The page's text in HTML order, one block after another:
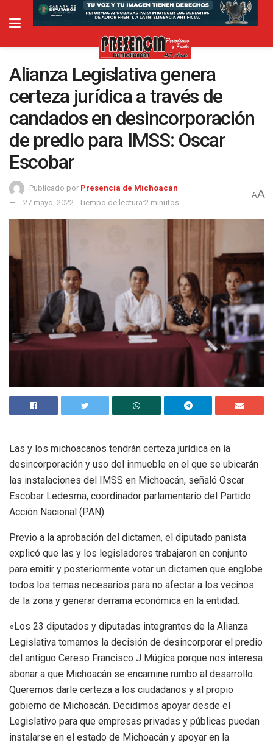
Alianza Legislativa genera
certeza jurídica a través de
candados en desincorporación
de predio para IMSS: Oscar
Escobar
Publicado por Presencia de Michoacán
27 mayo, 2022
Tiempo de lectura:2 minutos
AA
Las y los michoacanos tendrán certeza jurídica en la
desincorporación y uso del inmueble en el que se ubicarán
las instalaciones del IMSS en Michoacán, señaló Oscar
Escobar Ledesma, coordinador parlamentario del Partido
Acción Nacional (PAN).
Previo a la aprobación del dictamen, el diputado panista
explicó que las y los legisladores trabajaron en conjunto
para emitir y posteriormente votar un dictamen que englobe
todos los temas necesarios para no afectar a los vecinos
de la zona y generar derrama económica en la entidad.
«Los 23 diputados y diputadas integrantes de la Alianza
Legislativa tomamos la decisión de desincorporar el predio
del antiguo Cereso Francisco J Múgica porque nos interesa
abonar a que Michoacán se encamine rumbo al desarrollo.
Queremos darle certeza a los ciudadanos y al propio
gobierno de Michoacán. Decidimos apoyar desde el
Legislativo para que empresas privadas y públicas puedan
instalarse en el estado de Michoacán y apoyar en la